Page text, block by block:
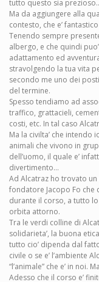
tutto questo sia
Ma da aggiungere alla
contesto, che e’
Tenendo sempre
albergo, e che quindi
adattamento ed
stravolgendo la tua vita
secondo me uno dei
del termine.
Spesso tendiamo ad
traffico, grattacieli,
costi, etc. In tal caso
Ma la civilta’ che intendo
animali che vivono in
dell’uomo, il quale e’
divertimento...
Ad Alcatraz ho trovato
fondatore Jacopo Fo
durante il corso, a tutto
orbita attorno.
Tra le verdi colline di
solidarieta’, la buona
tutto cio’ dipenda dal
civile o se e’ l’ambiente
“l’animale” che e’ in
Adesso che il corso e’